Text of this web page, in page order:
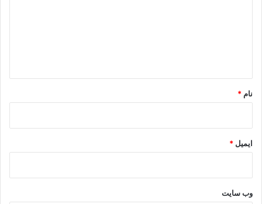
نام *
ایمیل *
وب‌ سایت